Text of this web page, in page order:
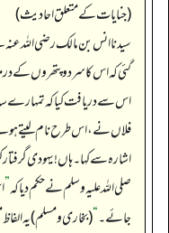
(جنایات کے متعلق احادیث)
سیدنا انس بن مالک رضی اللہ
گئی کہ اس کا سر دو پتھروں کے
اس سے دریافت کیا کہ تمہارے
فلاں نے، اس طرح نام لیتے
اشارہ سے کہا۔ ہاں! یہودی گرفتار
صلی اللہ علیہ وسلم نے حکم دیا کہ”
جائے۔“(بخاری و مسلم) یہ